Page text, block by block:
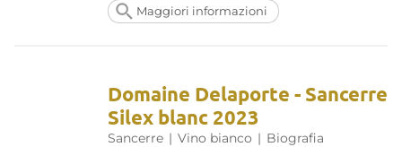
Maggiori informazioni
Domaine Delaporte - Sancerre
Silex blanc 2023
Sancerre | Vino bianco | Biografia